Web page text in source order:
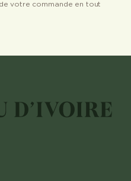
de votre commande en tout